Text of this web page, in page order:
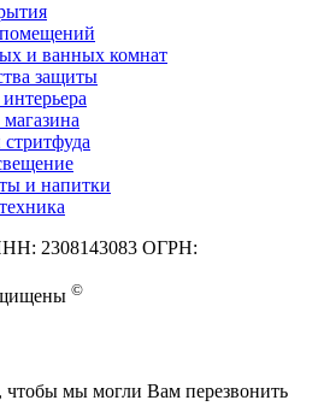
и ванных комнат
защиты
и напитки
2308143083 ОГРН:
©
чтобы мы могли Вам перезвонить